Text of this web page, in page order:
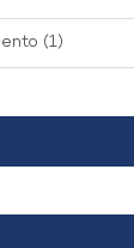
(1)